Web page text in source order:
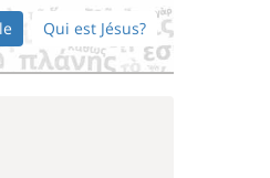
Qui est Jésus?